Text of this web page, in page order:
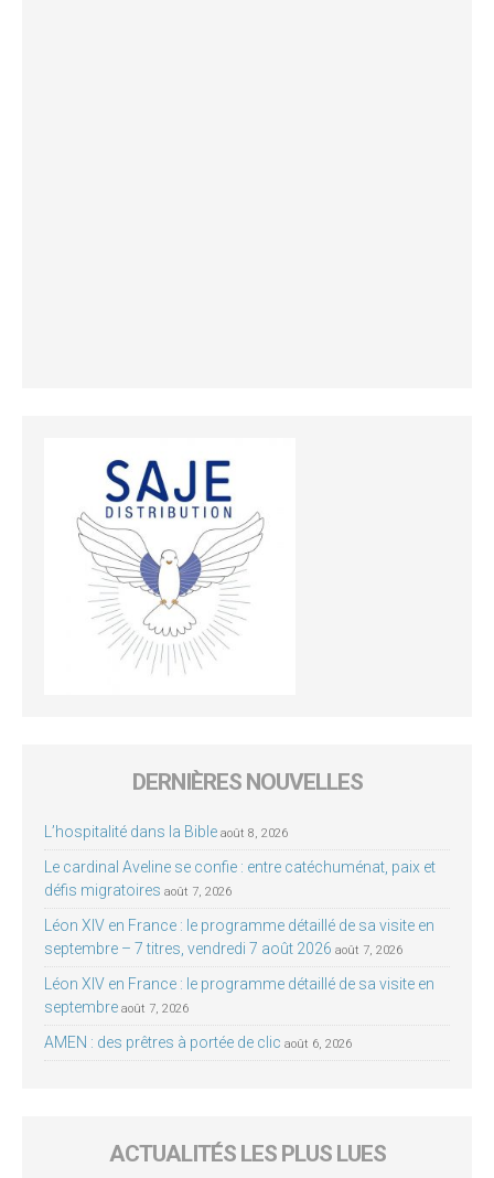
DERNIÈRES NOUVELLES
L’hospitalité dans la Bible août 8, 2026
Le cardinal Aveline se confie : entre catéchuménat, paix et
défis migratoires août 7, 2026
Léon XIV en France : le programme détaillé de sa visite en
septembre – 7 titres, vendredi 7 août 2026 août 7, 2026
Léon XIV en France : le programme détaillé de sa visite en
septembre août 7, 2026
AMEN : des prêtres à portée de clic août 6, 2026
ACTUALITÉS LES PLUS LUES